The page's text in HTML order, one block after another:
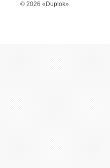
© 2026 «Duplok»